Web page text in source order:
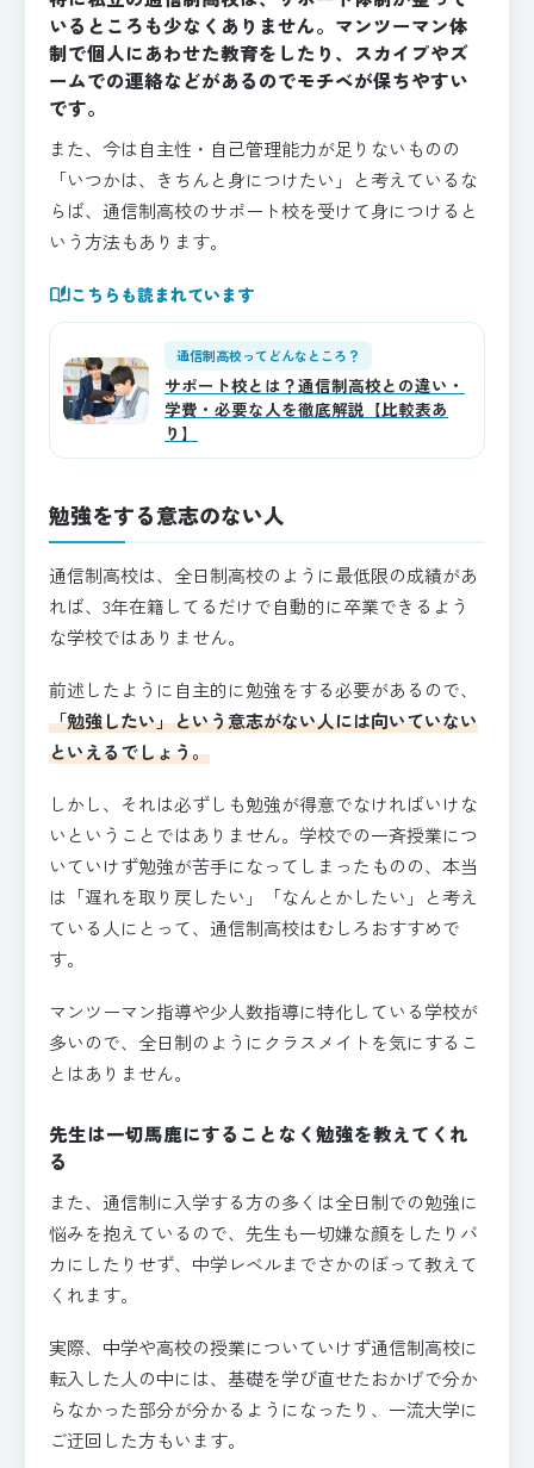
いるところも少なくありません。マンツーマン体
制で個人にあわせた教育をしたり、スカイプやズ
ームでの連絡などがあるのでモチベが保ちやすい
です。
また、今は自主性・自己管理能力が足りないものの
「いつかは、きちんと身につけたい」と考えているな
らば、通信制高校のサポート校を受けて身につけると
いう方法もあります。
auto_storiesこちらも読まれています
通信制高校ってどんなところ？
サポート校とは？通信制高校との違い・
学費・必要な人を徹底解説【比較表あ
り】
勉強をする意志のない人
通信制高校は、全日制高校のように最低限の成績があ
れば、3年在籍してるだけで自動的に卒業できるよう
な学校ではありません。
前述したように自主的に勉強をする必要があるので、
「勉強したい」という意志がない人には向いていない
といえるでしょう。
しかし、それは必ずしも勉強が得意でなければいけな
いということではありません。学校での一斉授業につ
いていけず勉強が苦手になってしまったものの、本当
は「遅れを取り戻したい」「なんとかしたい」と考え
ている人にとって、通信制高校はむしろおすすめで
す。
マンツーマン指導や少人数指導に特化している学校が
多いので、全日制のようにクラスメイトを気にするこ
とはありません。
先生は一切馬鹿にすることなく勉強を教えてくれ
る
また、通信制に入学する方の多くは全日制での勉強に
悩みを抱えているので、先生も一切嫌な顔をしたりバ
カにしたりせず、中学レベルまでさかのぼって教えて
くれます。
実際、中学や高校の授業についていけず通信制高校に
転入した人の中には、基礎を学び直せたおかげで分か
らなかった部分が分かるようになったり、一流大学に
ご迂回した方もいます。